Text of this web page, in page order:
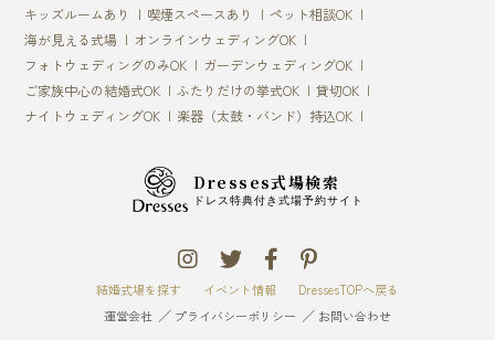
キッズルームあり
喫煙スペースあり
ペット相談OK
海が見える式場
オンラインウェディングOK
フォトウェディングのみOK
ガーデンウェディングOK
ご家族中心の結婚式OK
ふたりだけの挙式OK
貸切OK
ナイトウェディングOK
楽器（太鼓・バンド）持込OK
Dresses式場検索
ドレス特典付き式場予約サイト
結婚式場を探す イベント情報
DressesTOPへ戻る
運営会社
プライバシーポリシー お問い合わせ